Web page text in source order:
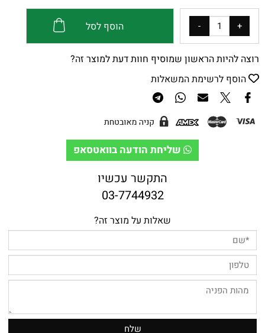
הוסף לסל
רוצה להיות הראשון שמוסיף חוות דעת למוצר זה?
הוסף לרשימת המשאלות
שליחת הודעה בוואטסאפ
התקשר עכשיו
03-7744932
שאלות על מוצר זה?